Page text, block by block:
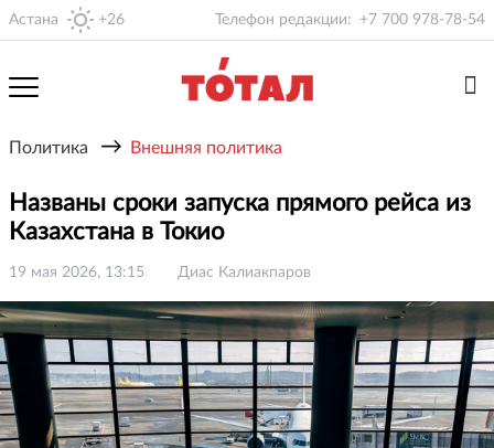
Астана +26 Телефон редакции: +7 700 978-78-54
Политика → Внешняя политика
Названы сроки запуска прямого рейса из
Казахстана в Токио
19 мая 2026, 13:15 Диас Калиакпаров